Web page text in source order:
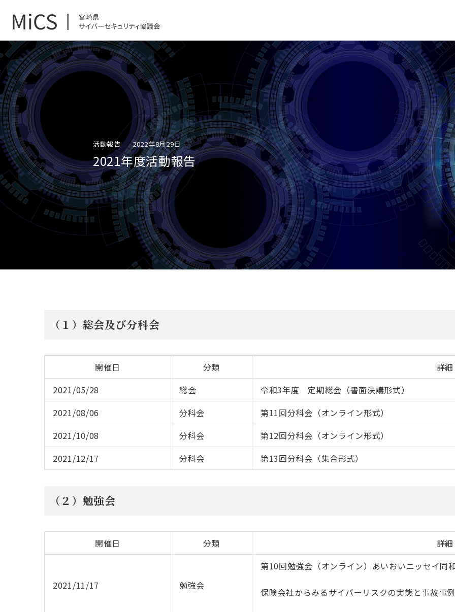
活動報告 2022年8月29日
2021年度活動報告
（１）総会及び分科会
開催日 分類
詳細
2021/05/28
総会
令和3年度 定期総会（書面決議形式）
2021/08/06
分科会
第11回分科会（オンライン形式）
2021/10/08
分科会
第12回分科会（オンライン形式）
2021/12/17
分科会 第13回分科会（集合形式）
（２）勉強会
開催日 分類 詳細
2021/11/17 勉強会
第10回勉強会（オンライン）あいおいニッセイ同
保険会社からみるサイバーリスクの実態と事故事